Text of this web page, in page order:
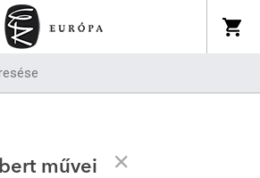
művei